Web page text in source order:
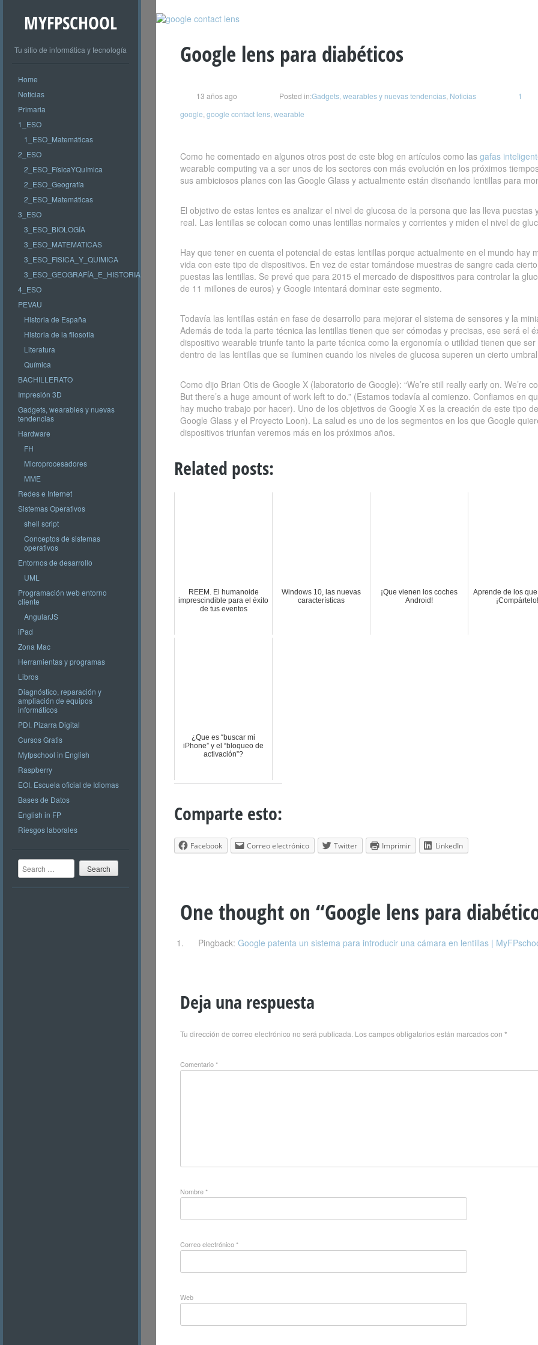
MYFPSCHOOL
Tu sitio de informática y tecnología
Home
Noticias
Primaria
1_ESO
1_ESO_Matemáticas
2_ESO
2_ESO_FísicaYQuímica
2_ESO_Geografía
2_ESO_Matemáticas
3_ESO
3_ESO_BIOLOGÍA
3_ESO_MATEMATICAS
3_ESO_FISICA_Y_QUIMICA
3_ESO_GEOGRAFÍA_E_HISTORIA
4_ESO
PEVAU
Historia de España
Historia de la filosofía
Literatura
Química
BACHILLERATO
Impresión 3D
Gadgets, wearables y nuevas
tendencias
Hardware
FH
Microprocesadores
MME
Redes e Internet
Sistemas Operativos
shell script
Conceptos de sistemas
operativos
Entornos de desarrollo
UML
Programación web entorno
cliente
AngularJS
iPad
Zona Mac
Herramientas y programas
Libros
Diagnóstico, reparación y
ampliación de equipos
informáticos
PDI. Pizarra Digital
Cursos Gratis
Myfpschool in English
Raspberry
EOI. Escuela oficial de Idiomas
Bases de Datos
English in FP
Riesgos laborales
Search
Google lens para diabéticos
13 años ago Posted in:Gadgets, wearables y nuevas tendencias Noticias 1
google google contact lens wearable
Como he comentado en algunos otros post de este blog en artículos como las gafas
wearable computing va a ser unos de los sectores con más evolución en los próximos
sus ambiciosos planes con las Google Glass y actualmente están diseñando lentillas para
El objetivo de estas lentes es analizar el nivel de glucosa de la persona que las lleva
real. Las lentillas se colocan como unas lentillas normales y corrientes y miden el nivel de
Hay que tener en cuenta el potencial de estas lentillas porque actualmente en el mundo hay
vida con este tipo de dispositivos. En vez de estar tomándose muestras de sangre cada
puestas las lentillas. Se prevé que para 2015 el mercado de dispositivos para controlar la
de 11 millones de euros) y Google intentará dominar este segmento.
Todavía las lentillas están en fase de desarrollo para mejorar el sistema de sensores y la
Además de toda la parte técnica las lentillas tienen que ser cómodas y precisas, ese será el
dispositivo wearable triunfe tanto la parte técnica como la ergonomía o utilidad tienen que
dentro de las lentillas que se iluminen cuando los niveles de glucosa superen un cierto
Como dijo Brian Otis de Google X (laboratorio de Google): “We’re still really early on. We’re
But there’s a huge amount of work left to do.” (Estamos todavía al comienzo. Confiamos en
hay mucho trabajo por hacer). Uno de los objetivos de Google X es la creación de este tipo
Google Glass y el Proyecto Loon). La salud es uno de los segmentos en los que Google
dispositivos triunfan veremos más en los próximos años.
Related posts:
REEM. El humanoide
imprescindible para el éxito
de tus eventos
Windows 10, las nuevas
características
¡Que vienen los coches
Android!
Aprende de los
¡Compártelo!
¿Que es “buscar mi
iPhone” y el “bloqueo de
activación”?
Comparte esto:
Facebook Correo electrónico Twitter Imprimir LinkedIn
One thought on “Google lens para
Pingback: Google patenta un sistema para introducir una cámara en lentillas |
Deja una respuesta
Tu dirección de correo electrónico no será publicada. Los campos obligatorios están marcados con *
Comentario*
Nombre*
Correo electrónico*
Web